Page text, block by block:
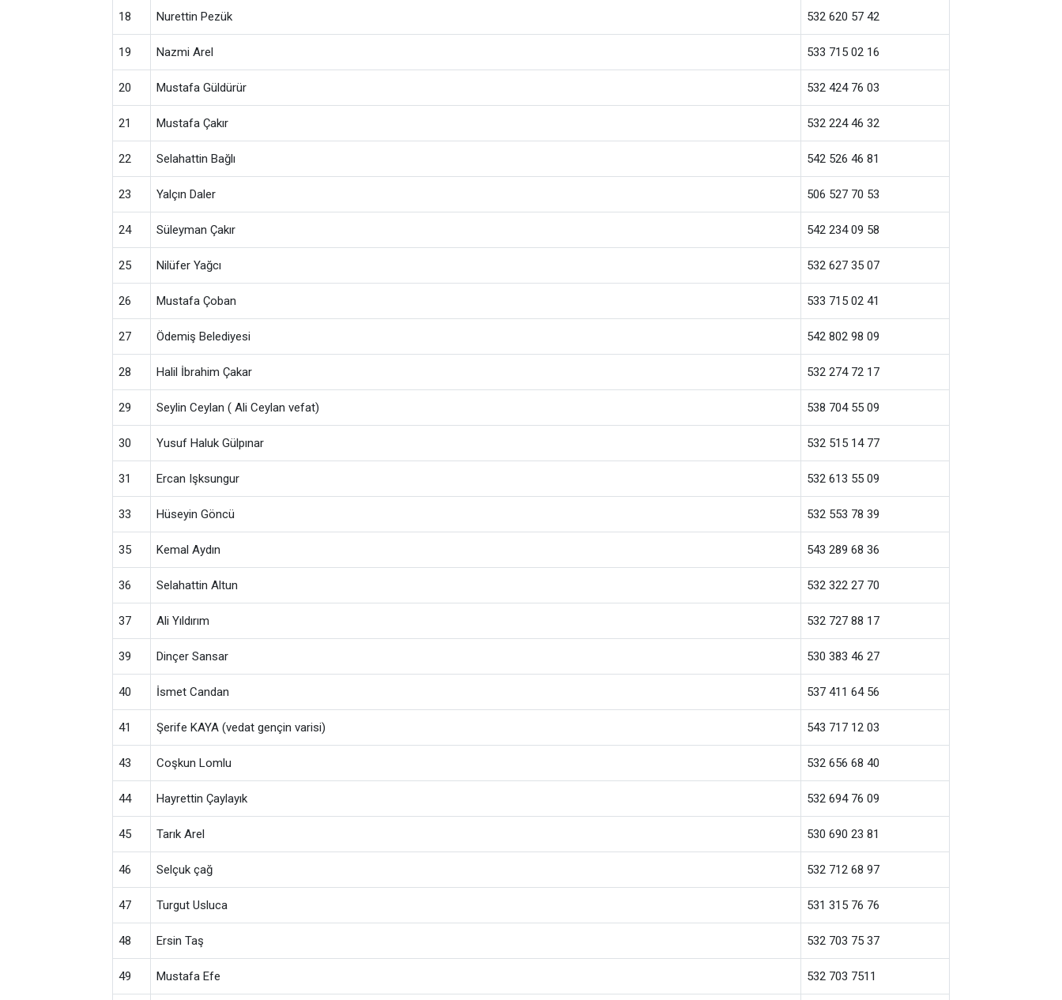
18 Nurettin Pezük 532 620 57 42
19 Nazmi Arel 533 715 02 16
20 Mustafa Güldürür 532 424 76 03
21 Mustafa Çakır 532 224 46 32
22 Selahattin Bağlı 542 526 46 81
23 Yalçın Daler 506 527 70 53
24 Süleyman Çakır 542 234 09 58
25 Nilüfer Yağcı 532 627 35 07
26 Mustafa Çoban 533 715 02 41
27 Ödemiş Belediyesi 542 802 98 09
28 Halil İbrahim Çakar 532 274 72 17
29 Seylin Ceylan ( Ali Ceylan vefat) 538 704 55 09
30 Yusuf Haluk Gülpınar 532 515 14 77
31 Ercan Işksungur 532 613 55 09
33 Hüseyin Göncü 532 553 78 39
35 Kemal Aydın 543 289 68 36
36 Selahattin Altun 532 322 27 70
37 Ali Yıldırım 532 727 88 17
39 Dinçer Sansar 530 383 46 27
40 İsmet Candan 537 411 64 56
41 Şerife KAYA (vedat gençin varisi) 543 717 12 03
43 Coşkun Lomlu 532 656 68 40
44 Hayrettin Çaylayık 532 694 76 09
45 Tarık Arel 530 690 23 81
46 Selçuk çağ 532 712 68 97
47 Turgut Usluca 531 315 76 76
48 Ersin Taş 532 703 75 37
49 Mustafa Efe 532 703 7511